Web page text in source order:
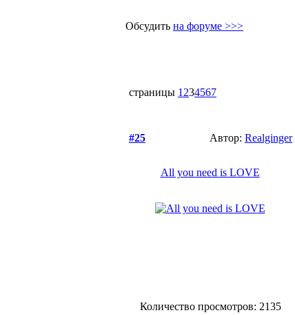
Обсудить на форуме >>>
страницы 1 234567
#25 Автор: Realginger
All you need is LOVE
Количество просмотров: 2135